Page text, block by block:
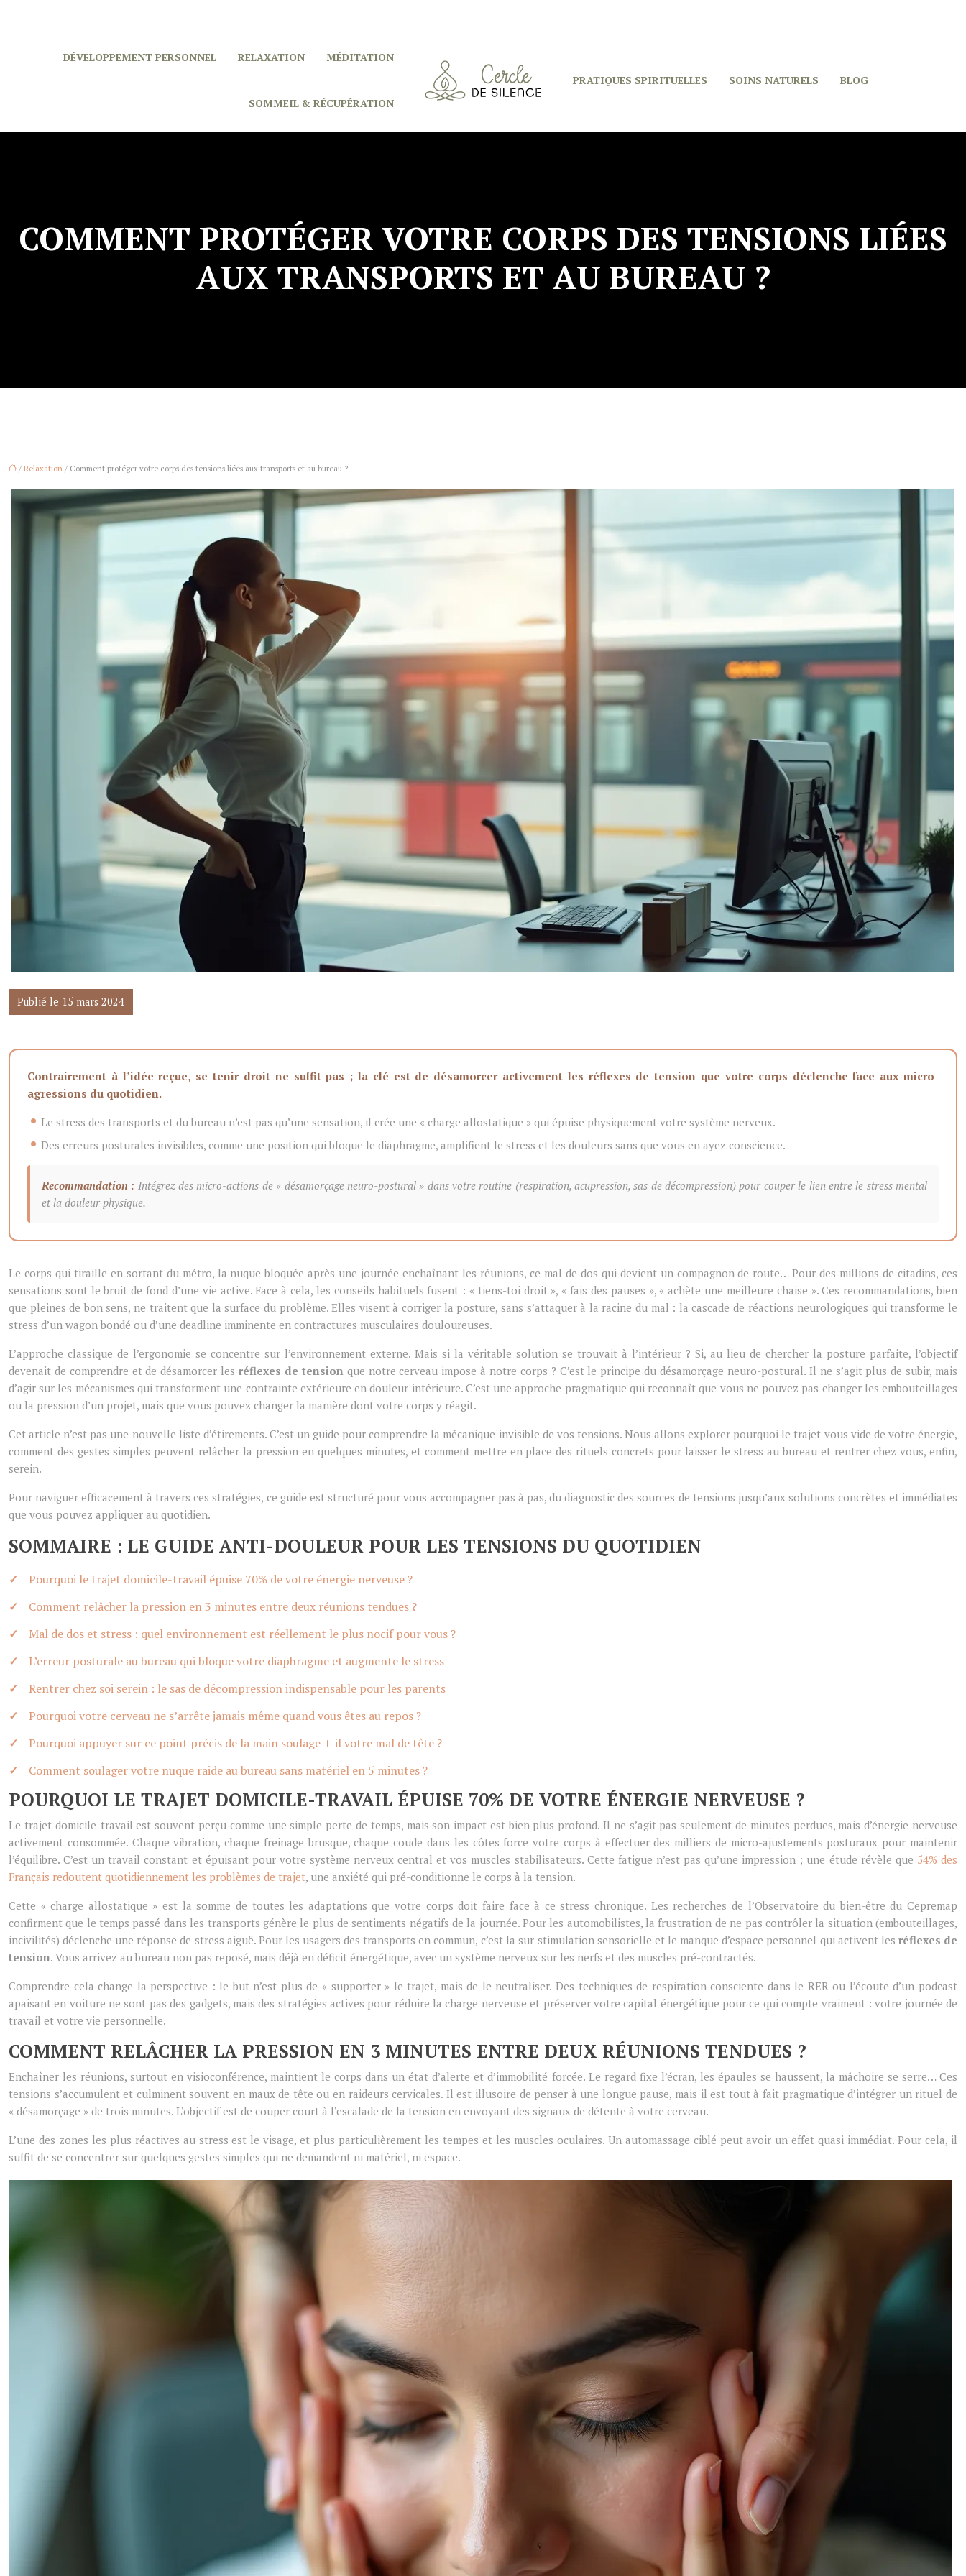
MÉDITATION
RELAXATION
DÉVELOPPEMENT PERSONNEL
SOMMEIL & RÉCUPÉRATION
PRATIQUES SPIRITUELLES SOINS NATURELS BLOG
COMMENT PROTÉGER VOTRE CORPS DES TENSIONS LIÉES
AUX TRANSPORTS ET AU BUREAU ?
/ Relaxation / Comment protéger votre corps des tensions liées aux transports et au bureau ?
Publié le 15 mars 2024
Contrairement à l’idée reçue, se tenir droit ne suffit pas ; la clé est de désamorcer activement les réflexes de tension que votre corps déclenche face aux micro-
agressions du quotidien.
Le stress des transports et du bureau n’est pas qu’une sensation, il crée une « charge allostatique » qui épuise physiquement votre système nerveux.
Des erreurs posturales invisibles, comme une position qui bloque le diaphragme, amplifient le stress et les douleurs sans que vous en ayez conscience.
Recommandation : Intégrez des micro-actions de « désamorçage neuro-postural » dans votre routine (respiration, acupression, sas de décompression) pour couper le lien entre le stress mental
et la douleur physique.
Le corps qui tiraille en sortant du métro, la nuque bloquée après une journée enchaînant les réunions, ce mal de dos qui devient un compagnon de route… Pour des millions de citadins, ces
sensations sont le bruit de fond d’une vie active. Face à cela, les conseils habituels fusent : « tiens-toi droit », « fais des pauses », « achète une meilleure chaise ». Ces recommandations, bien
que pleines de bon sens, ne traitent que la surface du problème. Elles visent à corriger la posture, sans s’attaquer à la racine du mal : la cascade de réactions neurologiques qui transforme le
stress d’un wagon bondé ou d’une deadline imminente en contractures musculaires douloureuses.
L’approche classique de l’ergonomie se concentre sur l’environnement externe. Mais si la véritable solution se trouvait à l’intérieur ? Si, au lieu de chercher la posture parfaite, l’objectif
devenait de comprendre et de désamorcer lesréflexes de tensionque notre cerveau impose à notre corps ? C’est le principe du désamorçage neuro-postural. Il ne s’agit plus de subir, mais
d’agir sur les mécanismes qui transforment une contrainte extérieure en douleur intérieure. C’est une approche pragmatique qui reconnaît que vous ne pouvez pas changer les embouteillages
ou la pression d’un projet, mais que vous pouvez changer la manière dont votre corps y réagit.
Cet article n’est pas une nouvelle liste d’étirements. C’est un guide pour comprendre la mécanique invisible de vos tensions. Nous allons explorer pourquoi le trajet vous vide de votre énergie,
comment des gestes simples peuvent relâcher la pression en quelques minutes, et comment mettre en place des rituels concrets pour laisser le stress au bureau et rentrer chez vous, enfin,
serein.
Pour naviguer efficacement à travers ces stratégies, ce guide est structuré pour vous accompagner pas à pas, du diagnostic des sources de tensions jusqu’aux solutions concrètes et immédiates
que vous pouvez appliquer au quotidien.
SOMMAIRE : LE GUIDE ANTI-DOULEUR POUR LES TENSIONS DU QUOTIDIEN
Pourquoi le trajet domicile-travail épuise 70% de votre énergie nerveuse ?
Comment relâcher la pression en 3 minutes entre deux réunions tendues ?
Mal de dos et stress : quel environnement est réellement le plus nocif pour vous ?
L’erreur posturale au bureau qui bloque votre diaphragme et augmente le stress
Rentrer chez soi serein : le sas de décompression indispensable pour les parents
Pourquoi votre cerveau ne s’arrête jamais même quand vous êtes au repos ?
Pourquoi appuyer sur ce point précis de la main soulage-t-il votre mal de tête ?
Comment soulager votre nuque raide au bureau sans matériel en 5 minutes ?
POURQUOI LE TRAJET DOMICILE-TRAVAIL ÉPUISE 70% DE VOTRE ÉNERGIE NERVEUSE ?
Le trajet domicile-travail est souvent perçu comme une simple perte de temps, mais son impact est bien plus profond. Il ne s’agit pas seulement de minutes perdues, mais d’énergie nerveuse
activement consommée. Chaque vibration, chaque freinage brusque, chaque coude dans les côtes force votre corps à effectuer des milliers de micro-ajustements posturaux pour maintenir
l’équilibre. C’est un travail constant et épuisant pour votre système nerveux central et vos muscles stabilisateurs. Cette fatigue n’est pas qu’une impression ; une étude révèle que 54% des
Français redoutent quotidiennement les problèmes de trajet, une anxiété qui pré-conditionne le corps à la tension.
Cette « charge allostatique » est la somme de toutes les adaptations que votre corps doit faire face à ce stress chronique. Les recherches de l’Observatoire du bien-être du Cepremap
confirment que le temps passé dans les transports génère le plus de sentiments négatifs de la journée. Pour les automobilistes, la frustration de ne pas contrôler la situation (embouteillages,
incivilités) déclenche une réponse de stress aiguë. Pour les usagers des transports en commun, c’est la sur-stimulation sensorielle et le manque d’espace personnel qui activent les réflexes de
tension. Vous arrivez au bureau non pas reposé, mais déjà en déficit énergétique, avec un système nerveux sur les nerfs et des muscles pré-contractés.
Comprendre cela change la perspective : le but n’est plus de « supporter » le trajet, mais de le neutraliser. Des techniques de respiration consciente dans le RER ou l’écoute d’un podcast
apaisant en voiture ne sont pas des gadgets, mais des stratégies actives pour réduire la charge nerveuse et préserver votre capital énergétique pour ce qui compte vraiment : votre journée de
travail et votre vie personnelle.
COMMENT RELÂCHER LA PRESSION EN 3 MINUTES ENTRE DEUX RÉUNIONS TENDUES ?
Enchaîner les réunions, surtout en visioconférence, maintient le corps dans un état d’alerte et d’immobilité forcée. Le regard fixe l’écran, les épaules se haussent, la mâchoire se serre… Ces
tensions s’accumulent et culminent souvent en maux de tête ou en raideurs cervicales. Il est illusoire de penser à une longue pause, mais il est tout à fait pragmatique d’intégrer un rituel de
« désamorçage » de trois minutes. L’objectif est de couper court à l’escalade de la tension en envoyant des signaux de détente à votre cerveau.
L’une des zones les plus réactives au stress est le visage, et plus particulièrement les tempes et les muscles oculaires. Un automassage ciblé peut avoir un effet quasi immédiat. Pour cela, il
suffit de se concentrer sur quelques gestes simples qui ne demandent ni matériel, ni espace.